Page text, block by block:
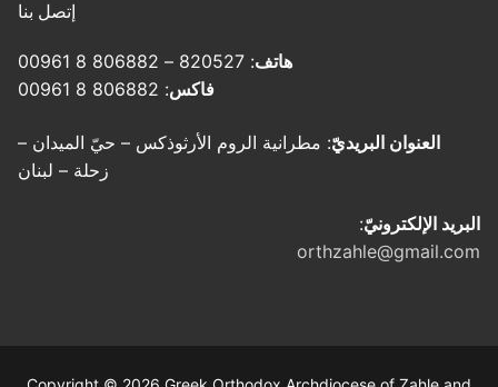
إتصل بنا
هاتف: 820527 – 806882 8 00961
فاكس: 806882 8 00961
العنوان البريديّ: مطرانية الروم الأرثوذكس – حيّ الميدان –
زحلة – لبنان
البريد الإلكترونيّ:
orthzahle@gmail.com